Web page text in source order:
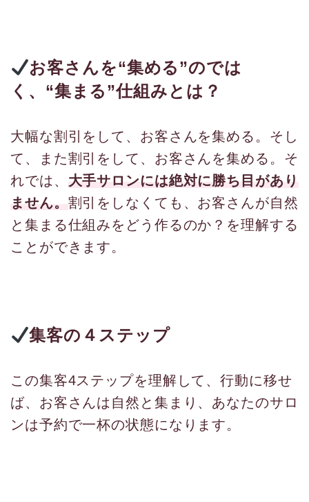
お客さんを“集める”のでは
く、“集まる”仕組みとは？
大幅な割引をして、お客さんを集める。そし
て、また割引をして、お客さんを集める。そ
れでは、 大手サロンには絶対に勝ち目があり
ません。 割引をしなくても、お客さんが自然
と集まる仕組みをどう作るのか？を理解する
ことができます。
集客の４ステップ
この集客4ステップを理解して、行動に移せ
ば、お客さんは自然と集まり、あなたのサロ
ンは予約で一杯の状態になります。